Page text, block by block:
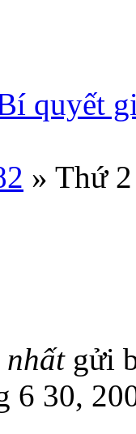
quyết
» Thứ
nhất gửi
6 30,